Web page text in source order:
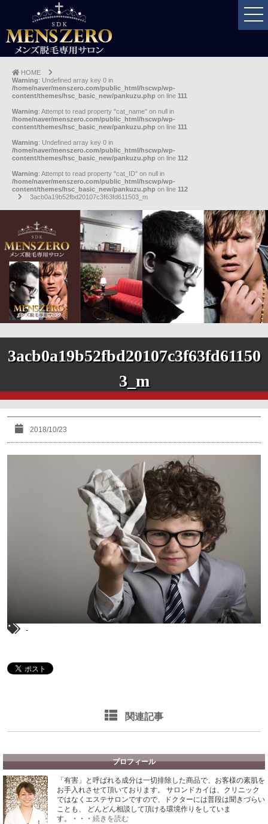
HOME
Warning: Undefined array key 0 in
/home/naver/menszero.com/public_html/hscwp/wp-
content/themes/hsc_basic_new/pankuzu.php on line 111
Warning: Attempt to read property "cat_name" on null in
/home/naver/menszero.com/public_html/hscwp/wp-
content/themes/hsc_basic_new/pankuzu.php on line 111
Warning: Undefined array key 0 in
/home/naver/menszero.com/public_html/hscwp/wp-
content/themes/hsc_basic_new/pankuzu.php on line 112
Warning: Attempt to read property "cat_ID" on null in
/home/naver/menszero.com/public_html/hscwp/wp-
content/themes/hsc_basic_new/pankuzu.php on line 112
3acb0a19b52fbd20107c3f63fd611503_m
3acb0a19b52fbd20107c3f63fd61150
3_m
2018/10/23
-
関連記事
プロフィール
「有害」と呼ばれる成分は一切排除した商品で、お客様の素肌を
お手入れさせて頂いております。
サロンドカイは、クリニック
ではなくエステサロンですので、ドクターには普段は聞きづらい
ことも、 どんどん相談して頂ける環境作りをしていま
す。・・・ 続きを読む